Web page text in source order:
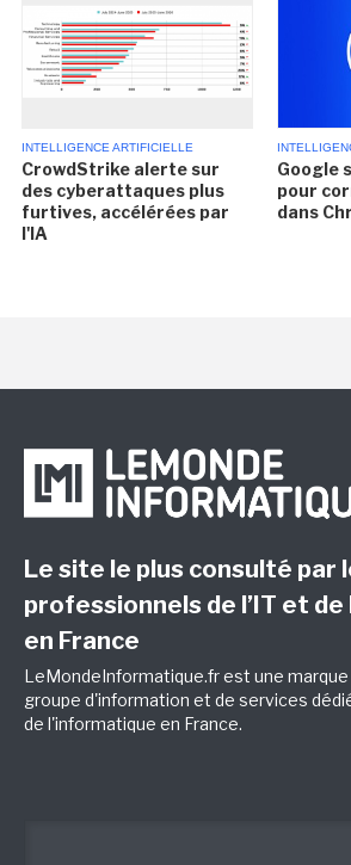
INTELLIGENCE ARTIFICIELLE
CrowdStrike alerte sur
des cyberattaques plus
furtives, accélérées par
l'IA
Google
pour
dans
Le site le plus consulté par
professionnels de l’IT et de
en France
LeMondeInformatique.fr est une marque
groupe d'information et de services
de l'informatique en France.